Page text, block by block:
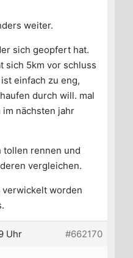
weiter.
sich geopfert hat.
sich 5km vor schluss
einfach zu eng,
durch will. mal
nächsten jahr
rennen und
vergleichen.
worden
Uhr #662170